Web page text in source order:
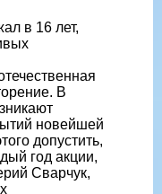
в 16 лет,
В
новейшей
допустить,
год акции,
Сварчук,